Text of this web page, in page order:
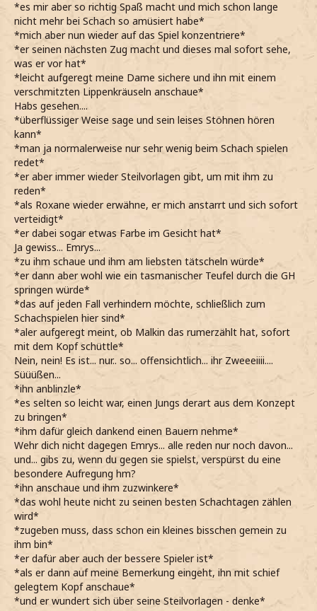
*es mir aber so richtig Spaß macht und mich schon lange
nicht mehr bei Schach so amüsiert habe*
*mich aber nun wieder auf das Spiel konzentriere*
*er seinen nächsten Zug macht und dieses mal sofort sehe,
was er vor hat*
*leicht aufgeregt meine Dame sichere und ihn mit einem
verschmitzten Lippenkräuseln anschaue*
Habs gesehen....
*überflüssiger Weise sage und sein leises Stöhnen hören
kann*
*man ja normalerweise nur sehr wenig beim Schach spielen
redet*
*er aber immer wieder Steilvorlagen gibt, um mit ihm zu
reden*
*als Roxane wieder erwähne, er mich anstarrt und sich sofort
verteidigt*
*er dabei sogar etwas Farbe im Gesicht hat*
Ja gewiss... Emrys...
*zu ihm schaue und ihm am liebsten tätscheln würde*
*er dann aber wohl wie ein tasmanischer Teufel durch die GH
springen würde*
*das auf jeden Fall verhindern möchte, schließlich zum
Schachspielen hier sind*
*aler aufgeregt meint, ob Malkin das rumerzählt hat, sofort
mit dem Kopf schüttle*
Nein, nein! Es ist... nur.. so... offensichtlich... ihr Zweeeiiii....
Süüüßen...
*ihn anblinzle*
*es selten so leicht war, einen Jungs derart aus dem Konzept
zu bringen*
*ihm dafür gleich dankend einen Bauern nehme*
Wehr dich nicht dagegen Emrys... alle reden nur noch davon...
und... gibs zu, wenn du gegen sie spielst, verspürst du eine
besondere Aufregung hm?
*ihn anschaue und ihm zuzwinkere*
*das wohl heute nicht zu seinen besten Schachtagen zählen
wird*
*zugeben muss, dass schon ein kleines bisschen gemein zu
ihm bin*
*er dafür aber auch der bessere Spieler ist*
*als er dann auf meine Bemerkung eingeht, ihn mit schief
gelegtem Kopf anschaue*
*und er wundert sich über seine Steilvorlagen - denke*